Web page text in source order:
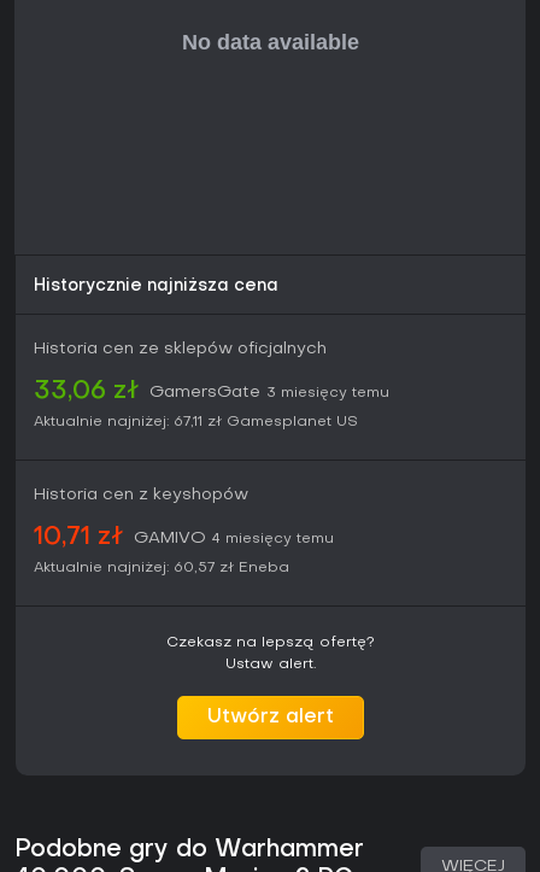
Historycznie najniższa cena
Historia cen ze sklepów oficjalnych
33,06 zł GamersGate 3 miesięcy temu
Aktualnie najniżej: 67,11 zł Gamesplanet US
Historia cen z keyshopów
10,71 zł GAMIVO 4 miesięcy temu
Aktualnie najniżej: 60,57 zł Eneba
Czekasz na lepszą ofertę?
Ustaw alert.
Utwórz alert
Podobne gry do Warhammer
WIĘCEJ